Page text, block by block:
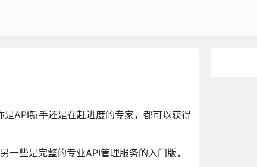
API新手还是在赶进度的专家，都可以获得
些是完整的专业API管理服务的入门版，